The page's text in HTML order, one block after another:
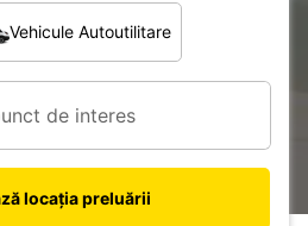
Vehicule Autoutilitare
locația preluării